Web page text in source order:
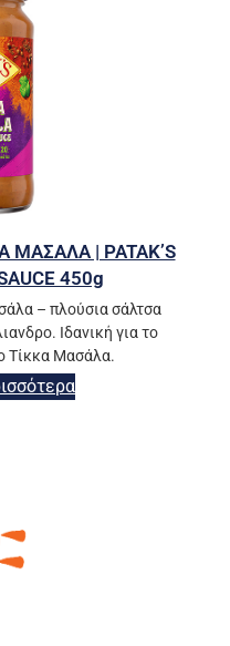
ΜΑΣΑΛΑ | PATAK’S
450g
– πλούσια σάλτσα
Ιδανική για το
Τίκκα Μασάλα.